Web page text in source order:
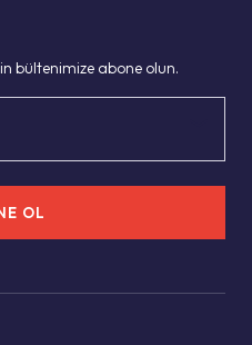
bültenimize abone olun.
OL